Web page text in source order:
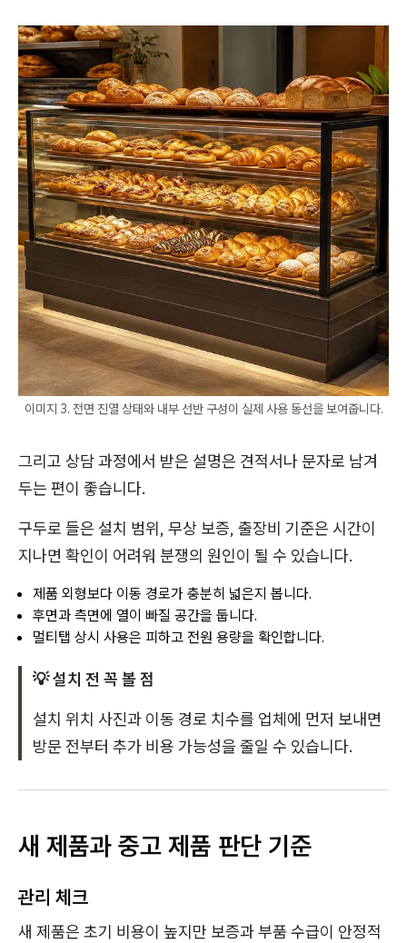
이미지 3. 전면 진열 상태와 내부 선반 구성이 실제 사용 동선을 보여줍니다.
그리고 상담 과정에서 받은 설명은 견적서나 문자로 남겨
두는 편이 좋습니다.
구두로 들은 설치 범위, 무상 보증, 출장비 기준은 시간이
지나면 확인이 어려워 분쟁의 원인이 될 수 있습니다.
제품 외형보다 이동 경로가 충분히 넓은지 봅니다.
후면과 측면에 열이 빠질 공간을 둡니다.
멀티탭 상시 사용은 피하고 전원 용량을 확인합니다.
💡 설치 전 꼭 볼 점
설치 위치 사진과 이동 경로 치수를 업체에 먼저 보내면
방문 전부터 추가 비용 가능성을 줄일 수 있습니다.
새 제품과 중고 제품 판단 기준
관리 체크
새 제품은 초기 비용이 높지만 보증과 부품 수급이 안정적